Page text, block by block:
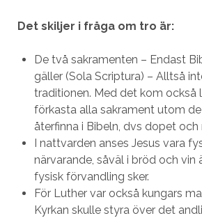
Det skiljer i fråga om tro är:
De två sakramenten – Endast
gäller (Sola Scriptura) – Alltså
traditionen. Med det kom också
förkasta alla sakrament utom
återfinna i Bibeln, dvs dopet och
I nattvarden anses Jesus vara
närvarande, såväl i bröd och vin
fysisk förvandling sker.
För Luther var också kungars
Kyrkan skulle styra över det